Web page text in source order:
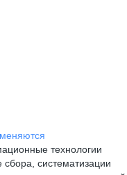
технологии
систематизации